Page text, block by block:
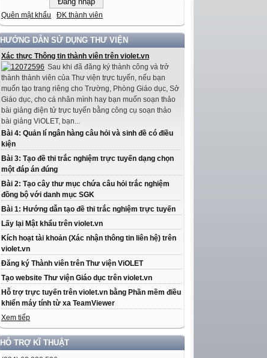
Quên mật khẩu ĐK thành viên
HƯỚNG DẪN SỬ DỤNG THƯ VIỆN
Xác thực Thông tin thành viên trên violet.vn
Sau khi đã đăng ký thành công và trở
thành thành viên của Thư viện trực tuyến, nếu bạn
muốn tạo trang riêng cho Trường, Phòng Giáo dục, Sở
Giáo dục, cho cá nhân mình hay bạn muốn soạn thảo
bài giảng điện tử trực tuyến bằng công cụ soạn thảo
bài giảng ViOLET, bạn...
Bài 4: Quản lí ngân hàng câu hỏi và sinh đề có điều
kiện
Bài 3: Tạo đề thi trắc nghiệm trực tuyến dạng chọn
một đáp án đúng
Bài 2: Tạo cây thư mục chứa câu hỏi trắc nghiệm
đồng bộ với danh mục SGK
Bài 1: Hướng dẫn tạo đề thi trắc nghiệm trực tuyến
Lấy lại Mật khẩu trên violet.vn
Kích hoạt tài khoản (Xác nhận thông tin liên hệ) trên
violet.vn
Đăng ký Thành viên trên Thư viện ViOLET
Tạo website Thư viện Giáo dục trên violet.vn
Hỗ trợ trực tuyến trên violet.vn bằng Phần mềm điều
khiển máy tính từ xa TeamViewer
Xem tiếp
HỖ TRỢ KĨ THUẬT